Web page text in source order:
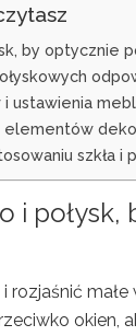
by optycznie
ustawienia
elementów
szkła i
i
okien,